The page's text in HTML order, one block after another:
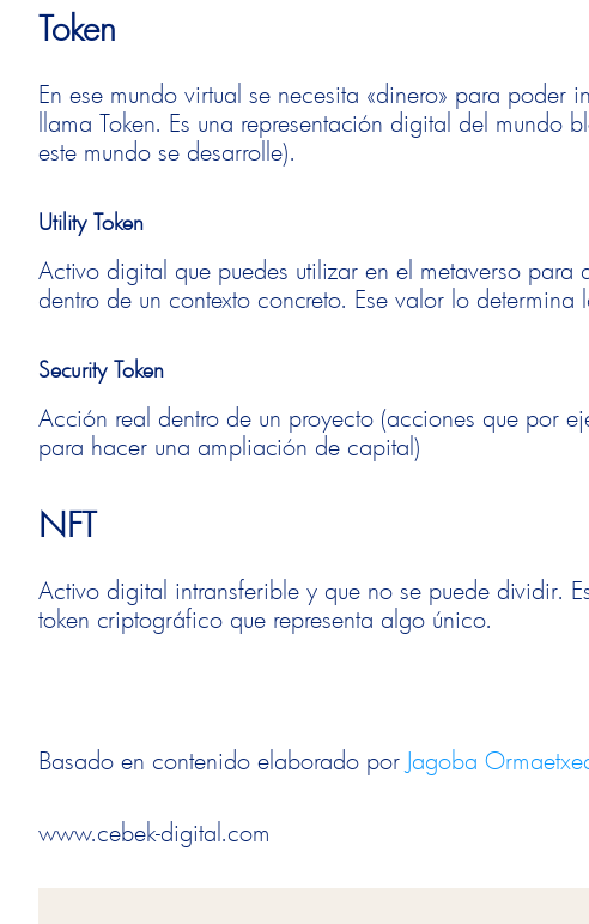
Token
En ese mundo virtual se necesita «dinero» para poder
llama Token. Es una representación digital del mundo
este mundo se desarrolle).
Utility Token
Activo digital que puedes utilizar en el metaverso
dentro de un contexto concreto. Ese valor lo
Security Token
Acción real dentro de un proyecto (acciones que por
para hacer una ampliación de capital)
NFT
Activo digital intransferible y que no se puede dividir.
token criptográfico que representa algo único.
Basado en contenido elaborado por Jagoba
www.cebek-digital.com